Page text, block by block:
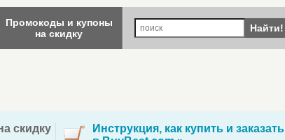
Промокоды и купоны
на скидку
Найти!
скидку
Инструкция, как купить и заказать